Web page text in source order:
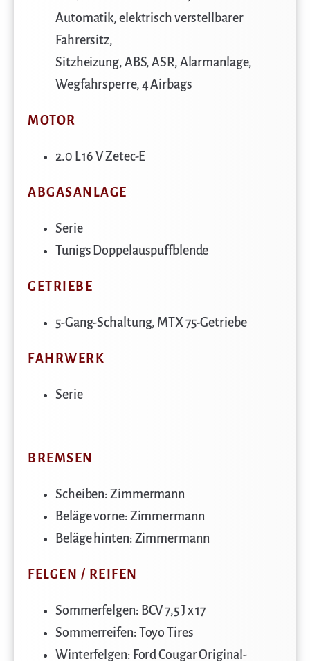
Automatik, elektrisch verstellbarer
Fahrersitz,
Sitzheizung, ABS, ASR, Alarmanlage,
Wegfahrsperre, 4 Airbags
MOTOR
2.0 L 16 V Zetec-E
ABGASANLAGE
Serie
Tunigs Doppelauspuffblende
GETRIEBE
5-Gang-Schaltung, MTX 75-Getriebe
FAHRWERK
Serie
BREMSEN
Scheiben: Zimmermann
Beläge vorne: Zimmermann
Beläge hinten: Zimmermann
FELGEN / REIFEN
Sommerfelgen: BCV 7,5 J x 17
Sommerreifen: Toyo Tires
Winterfelgen: Ford Cougar Original-